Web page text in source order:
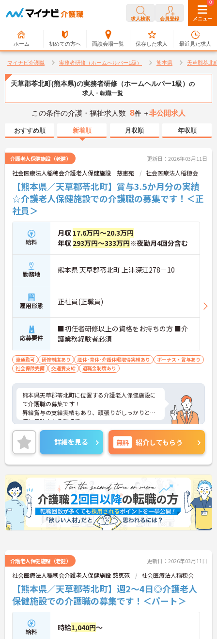
求人検索 会員登録 メニュー
ホーム 初めての方へ 面談会場一覧
0
保存した求人
0
最近見た求人
マイナビ介護職 実務者研修（ホームヘルパー1級） 熊本県 天草郡苓北
天草郡苓北町(熊本県)の実務者研修（ホームヘルパー1級） の
求人・転職一覧
この条件の介護・福祉求人数 8件 ＋非公開求人
おすすめ順 新着順 月収順 年収順
介護老人保健施設（老健） 更新日：2026年03月11日
社会医療法人稲穂会介護老人保健施設 慈恵苑 社会医療法人稲穂会
【熊本県／天草郡苓北町】賞与3.5か月分の実績
☆介護老人保健施設での介護職の募集です！＜正
社員＞
給料
月収 17.6万円～20.3万円
年収 293万円～333万円※夜勤月4回分含む
勤務地 熊本県 天草郡苓北町 上津深江278－10
雇用形態 正社員(正職員)
応募要件
■初任者研修以上の資格をお持ちの方 ■介
護業務経験者必須
車通勤可 研修制度あり 産休･育休･介護休暇取得実績あり
ボーナス・賞与あり
社会保険完備
交通費支給 退職金制度あり
熊本県天草郡苓北町に位置する介護老人保健施設に
て介護職の募集です！
昇給賞与の支給実績もあり、頑張りがしっかりと評
価に反映される環境です。
ご興味ある方には、面接対策ポイントなど、さらに
詳細をお話しいたしますのでお気軽にご相談くださ
い！
詳細を見る 無料 紹介してもらう
介護老人保健施設（老健） 更新日：2026年03月11日
社会医療法人稲穂会介護老人保健施設 慈恵苑 社会医療法人稲穂会
【熊本県／天草郡苓北町】週2～4日◎介護老人
保健施設での介護職の募集です！＜パート＞
給料 時給1,040円～